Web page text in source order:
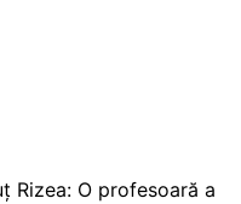
Rizea: O profesoară a